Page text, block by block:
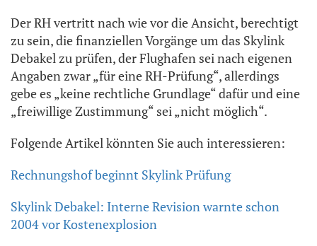
Der RH vertritt nach wie vor die Ansicht, berechtigt
zu sein, die finanziellen Vorgänge um das Skylink
Debakel zu prüfen, der Flughafen sei nach eigenen
Angaben zwar „für eine RH-Prüfung“, allerdings
gebe es „keine rechtliche Grundlage“ dafür und eine
„freiwillige Zustimmung“ sei „nicht möglich“.
Folgende Artikel könnten Sie auch interessieren:
Rechnungshof beginnt Skylink Prüfung
Skylink Debakel: Interne Revision warnte schon
2004 vor Kostenexplosion